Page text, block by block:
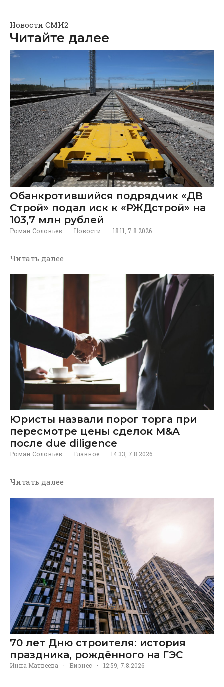
Новости СМИ2
Читайте далее
Обанкротившийся подрядчик «ДВ
Строй» подал иск к «РЖДстрой» на
103,7 млн рублей
Роман Соловьев · Новости · 18:11, 7.8.2026
Читать далее
Юристы назвали порог торга при
пересмотре цены сделок M&A
после due diligence
Роман Соловьев · Главное · 14:33, 7.8.2026
Читать далее
70 лет Дню строителя: история
праздника, рождённого на ГЭС
Инна Матвеева · Бизнес · 12:59, 7.8.2026